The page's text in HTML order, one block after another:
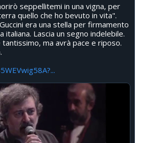
seppellitemi in una vigna, per
quello che ho bevuto in vita".
era una stella per firmamento
italiana. Lascia un segno indelebile.
tantissimo, ma avrà pace e riposo.